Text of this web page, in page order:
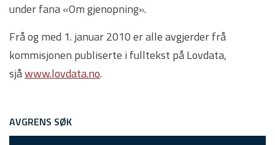
under fana «Om gjenopning».
Frå og med 1. januar 2010 er alle avgjerder frå
kommisjonen publiserte i fulltekst på Lovdata,
sjåwww.lovdata.no.
AVGRENS SØK